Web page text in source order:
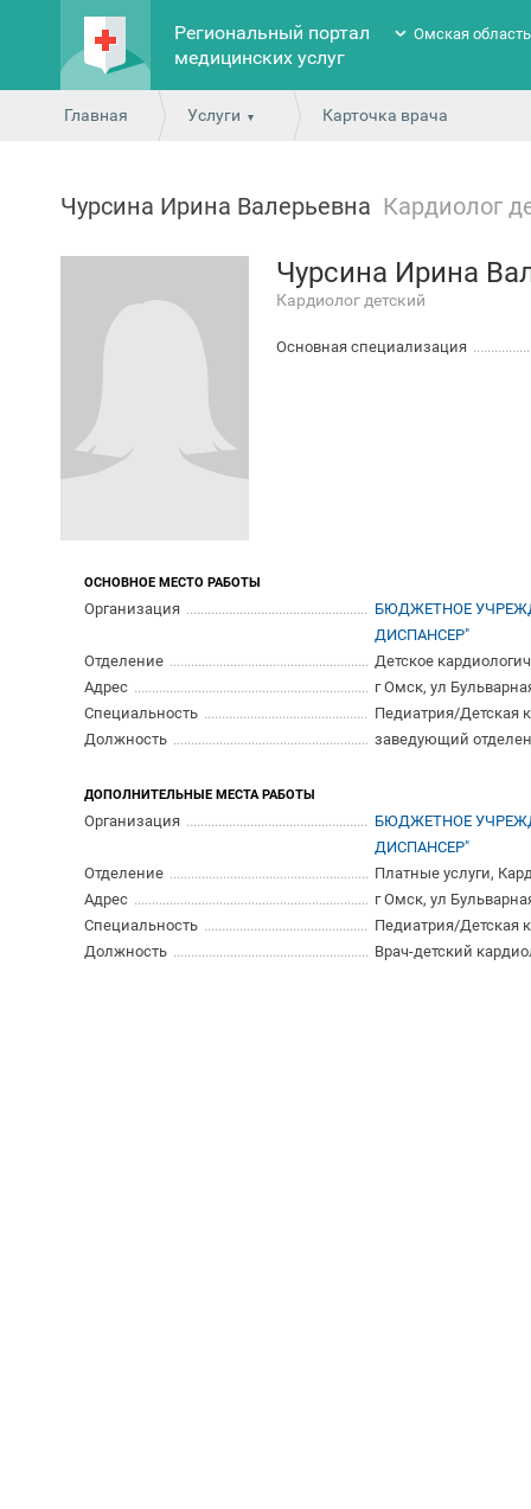
Региональный портал
медицинских услуг
Омская область
Главная Услуги Карточка врача
Чурсина Ирина Валерьевна Кардиолог
Чурсина Ирина
Кардиолог детский
Основная специализация
ОСНОВНОЕ МЕСТО РАБОТЫ
Организация
БЮДЖЕТНОЕ
ДИСПАНСЕР"
Отделение
Детское
Адрес
г Омск, ул
Специальность
Педиатрия/Детская
Должность
заведующий
ДОПОЛНИТЕЛЬНЫЕ МЕСТА РАБОТЫ
Организация
БЮДЖЕТНОЕ
ДИСПАНСЕР"
Отделение
Платные услуги,
Адрес
г Омск, ул
Специальность
Педиатрия/Детская
Должность
Врач-детский